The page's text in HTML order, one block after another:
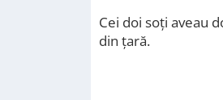
Cei doi soți aveau
din țară.